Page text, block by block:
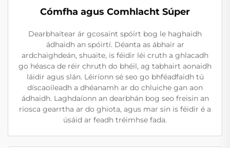
Cómfha agus Comhlacht Súper
Dearbhaítear ár gcosaint spóirt bog le haghaidh
ádhaidh an spóirtí. Déanta as ábhair ar
ardchaighdeán, shuaite, is féidir léi cruth a ghlacadh
go héasca de réir chruth do bhéil, ag tabhairt aonaidh
láidir agus slán. Léiríonn sé seo go bhféadfaidh tú
díscaoileadh a dhéanamh ar do chluiche gan aon
ádhaidh. Laghdaíonn an dearbhán bog seo freisin an
riosca gearrtha ar do ghiota, agus mar sin is féidir é a
úsáid ar feadh tréimhse fada.